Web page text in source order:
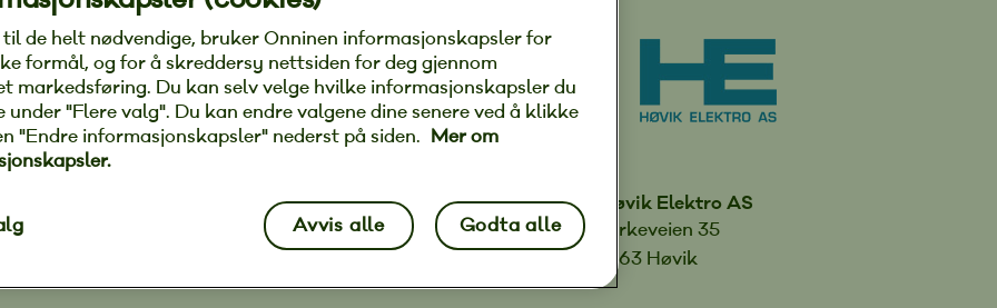
i 1988 i Høvik Elektriske AS.
prosjektleder hos Høvik Elektriske AS fra 1995
AS 1 juni 2008 og er i dag daglig leder.
Høvik Elektro AS
Kirkeveien 35
1363 Høvik
de helt nødvendige, bruker Onninen informasjonskapsler for
formål, og for å skreddersy nettsiden for deg gjennom
markedsføring. Du kan selv velge hvilke informasjonskapsler du
"Flere valg". Du kan endre valgene dine senere ved å klikke
"Endre informasjonskapsler" nederst på siden. Mer om
Avvis alle Godta alle